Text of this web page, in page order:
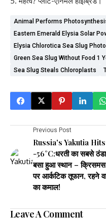
Animal Performs
Eastern Emerald Elysia Solar
Elysia Chlorotica Sea Slug
Green Sea Slug Without Food 1
Sea Slug Steals Chloroplasts
Previous Post
Russia's Yakutia Hits
-56°C:धरती का सबसे ठंडा
बसा हुआ स्थान – क्रिसमस
पर आर्कटिक तूफान, रहने
का कमाल!
Leave A Comment